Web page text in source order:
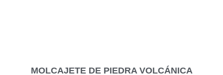
MOLCAJETE DE PIEDRA VOLCÁNICA